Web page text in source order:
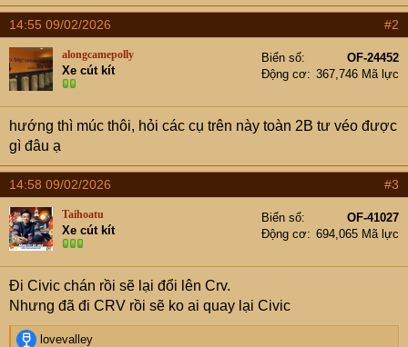
14:55 09/02/2026 #2
alongcamepolly
Xe cút kít
Biển số
OF-24452
Động cơ
367,746 Mã lực
hướng thì múc thôi, hỏi các cụ trên này toàn 2B tư véo được
gì đâu ạ
14:58 09/02/2026 #3
Taihoatu
Xe cút kít
Biển số
OF-41027
Động cơ
694,065 Mã lực
Đi Civic chán rồi sẽ lại đổi lên Crv.
Nhưng đã đi CRV rồi sẽ ko ai quay lại Civic
Rlovevalley